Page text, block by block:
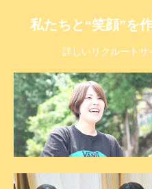
私たちと“笑顔”を
詳しいリクルートサ